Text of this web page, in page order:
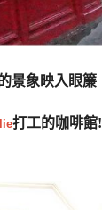
景象映入眼簾
打工的咖啡館!